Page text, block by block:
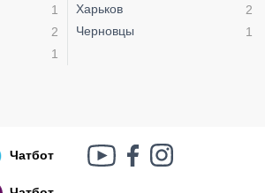
1
2
1
Харьков
2
Черновцы
1
Чатбот